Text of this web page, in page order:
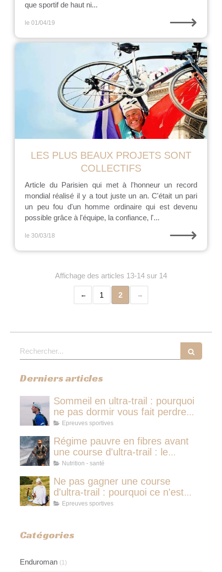
que sportif de haut ni...
le 01/04/19 ⟶
LES PLUS BEAUX PROJETS SONT
COLLECTIFS
Article du Parisien qui met à l'honneur un record
mondial réalisé il y a tout juste un an. C'était un pari
un peu fou d'un homme ordinaire qui est devenu
possible grâce à l'équipe, la confiance, l'...
le 30/03/18 ⟶
Affichage des articles 13-14 sur 14
1 2
Rechercher
Derniers articles
Sommeil en ultra-trail : pourquoi
ne pas dormir vous fait perdre
plus de temps qu'une micro-
Epreuves sportives
Régime pauvre en fibres avant
une course d'ultra-trail : le
protocole nutritionnel des
Nutrition - santé
Ne pas gagner une course
d'ultra-trail : pourquoi ce n'est
jamais avoir couru pour rien
Epreuves sportives
Catégories
Enduroman (1)